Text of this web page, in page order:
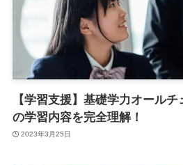
【学習支援】基礎学力オール
の学習内容を完全理解！
2023年3月25日